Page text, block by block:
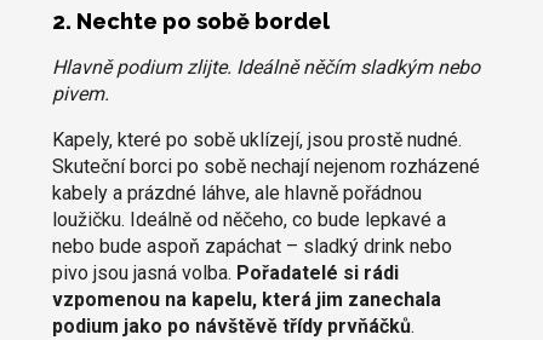
2. Nechte po sobě bordel
Hlavně podium zlijte. Ideálně něčím sladkým nebo
pivem.
Kapely, které po sobě uklízejí, jsou prostě nudné.
Skuteční borci po sobě nechají nejenom rozházené
kabely a prázdné láhve, ale hlavně pořádnou
loužičku. Ideálně od něčeho, co bude lepkavé a
nebo bude aspoň zapáchat – sladký drink nebo
pivo jsou jasná volba. Pořadatelé si rádi
vzpomenou na kapelu, která jim zanechala
podium jako po návštěvě třídy prvňáčků.